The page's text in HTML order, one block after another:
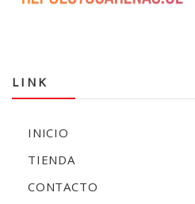
LINK
INICIO
TIENDA
CONTACTO